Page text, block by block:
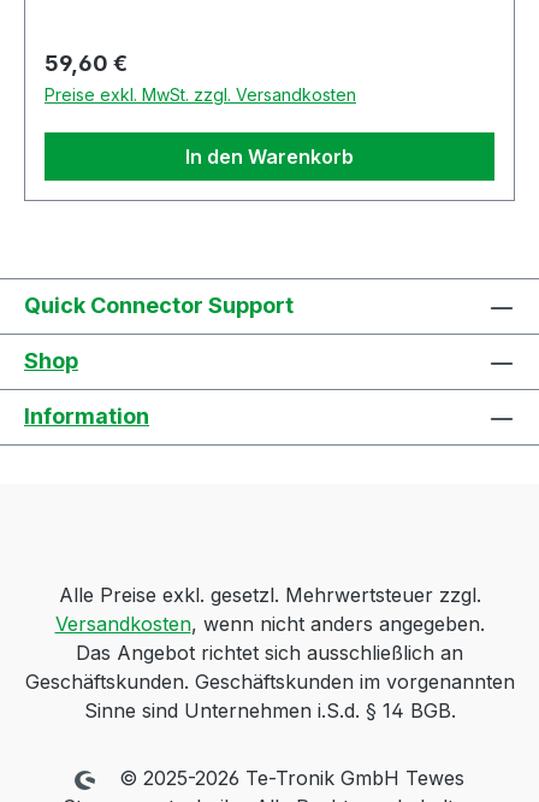
Regulärer Preis:
59,60 €
Preise exkl. MwSt. zzgl. Versandkosten
In den Warenkorb
Quick Connector Support
Shop
Information
Alle Preise exkl. gesetzl. Mehrwertsteuer zzgl.
Versandkosten, wenn nicht anders angegeben.
Das Angebot richtet sich ausschließlich an
Geschäftskunden. Geschäftskunden im vorgenannten
Sinne sind Unternehmen i.S.d. § 14 BGB.
© 2025-2026 Te-Tronik GmbH Tewes